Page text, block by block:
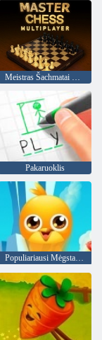
Meistras Šachmatai Multiplayer
Pakaruoklis
Populiariausi Mėgstamiausi Draugai